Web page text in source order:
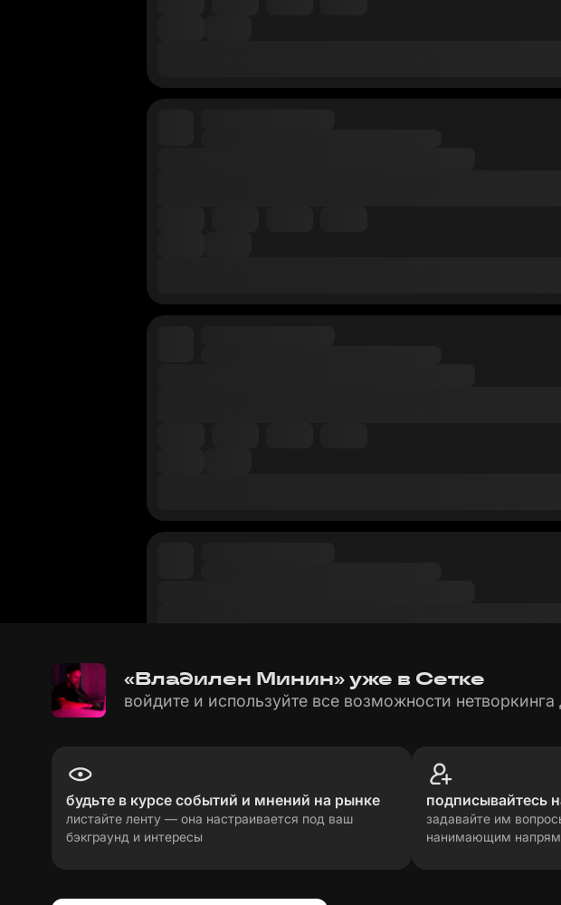
«Владилен Минин» уже в Сетке
войдите и используйте все возможности
будьте в курсе событий и мнений на рынке
листайте ленту — она настраивается под ваш
бэкграунд и интересы
подписывайтесь
задавайте им
нанимающим